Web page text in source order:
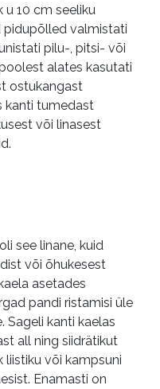
u 10 cm seeliku
pidupõlled valmistati
pilu-, pitsi- või
alates kasutati
ostukangast
kanti tumedast
või linasest
see linane, kuid
või õhukesest
asetades
pandi ristamisi üle
Sageli kanti kaelas
all ning siidrätikut
liistiku või kampsuni
Enamasti on